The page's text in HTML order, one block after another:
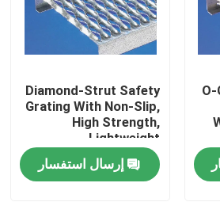
Diamond-Strut Safety
Grating With Non-Slip,
High Strength,
Lightweight
إرسال استفسار